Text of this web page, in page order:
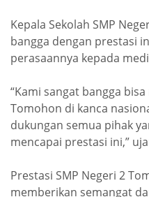
Kepala Sekolah SMP
bangga dengan prestasi
perasaannya kepada
“Kami sangat bangga
Tomohon di kanca
dukungan semua pihak
mencapai prestasi ini,”
Prestasi SMP Negeri 2
memberikan semangat